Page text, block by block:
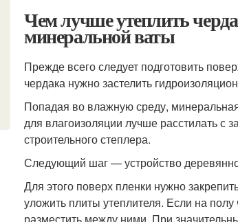
Чем лучше утеплить
минеральной ваты
Прежде всего следует подготовить
чердака нужно застелить
Попадая во влажную среду,
для влагоизоляции лучше расстилать с
строительного степлера.
Следующий шаг — устройство
Для этого поверх пленки нужно
уложить плиты утеплителя. Если на